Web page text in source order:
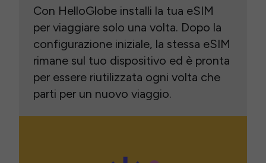
Con HelloGlobe installi la tua eSIM
per viaggiare solo una volta. Dopo la
configurazione iniziale, la stessa eSIM
rimane sul tuo dispositivo ed è pronta
per essere riutilizzata ogni volta che
parti per un nuovo viaggio.